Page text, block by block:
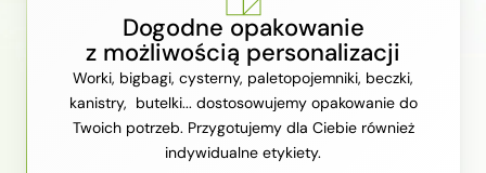
Dogodne opakowanie
z możliwością personalizacji
Worki, bigbagi, cysterny, paletopojemniki, beczki,
kanistry, butelki... dostosowujemy opakowanie do
Twoich potrzeb. Przygotujemy dla Ciebie również
indywidualne etykiety.